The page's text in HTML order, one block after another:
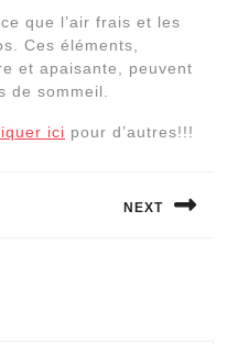
que l’air frais et les
Ces éléments,
et apaisante, peuvent
de sommeil.
ici pour d’autres!!!
NEXT